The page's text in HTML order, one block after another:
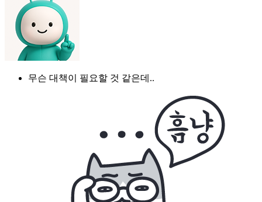
무슨 대책이 필요할 것 같은데..